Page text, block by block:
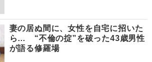
妻の居ぬ間に、女性を自宅に招いた
ら… “不倫の掟”を破った43歳男性
が語る修羅場